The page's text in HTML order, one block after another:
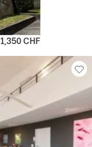
1,350 CHF